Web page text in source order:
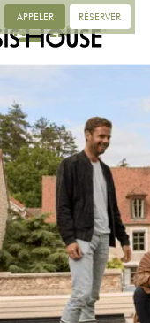
FR EN
APPELER RÉSERVER